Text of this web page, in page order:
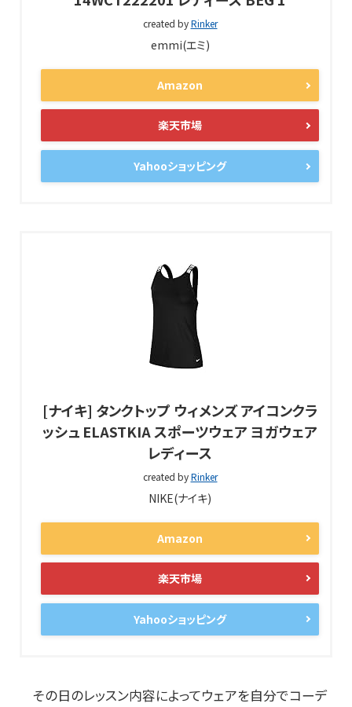
created byRinker
emmi(エミ)
Amazon
楽天市場
Yahooショッピング
[ナイキ] タンクトップ ウィメンズ アイコンクラ
ッシュ ELASTKIA スポーツウェア ヨガウェア
レディース
created byRinker
NIKE(ナイキ)
Amazon
楽天市場
Yahooショッピング
その日のレッスン内容によってウェアを自分でコーデ